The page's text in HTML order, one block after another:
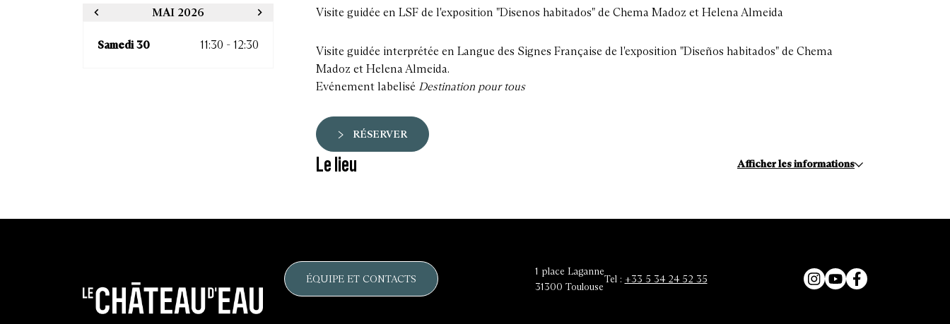
MAI 2026
Samedi 30 11:30 - 12:30
Visite guidée en LSF de l'exposition "Disenos habitados" de Chema Madoz et Helena Almeida
Visite guidée interprétée en Langue des Signes Française de l'exposition "Diseños habitados" de Chema
Madoz et Helena Almeida.
Evénement labelisé Destination pour tous
RÉSERVER
Le lieu Afficher les informations
ÉQUIPE ET CONTACTS
1 place Laganne
31300 Toulouse
Tel : +33 5 34 24 52 35
Instagram
YouTubeFacebook